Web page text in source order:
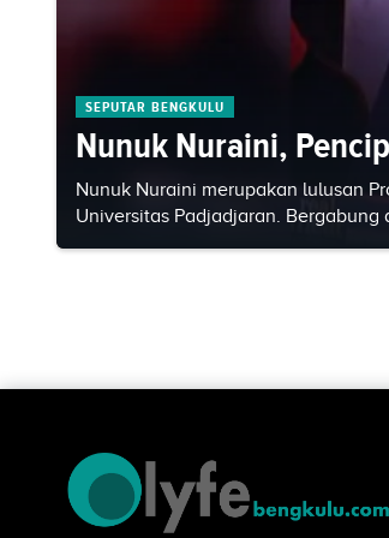
SEPUTAR BENGKULU
Nunuk Nuraini,
Nunuk Nuraini merupakan lulusan
Universitas Padjadjaran. Bergabung